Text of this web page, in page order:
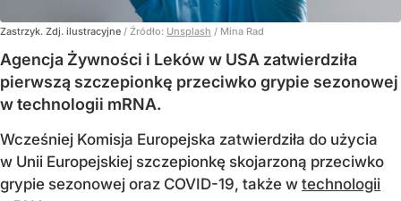
Zastrzyk. Zdj. ilustracyjne / Źródło: Unsplash / Mina Rad
Agencja Żywności i Leków w USA zatwierdziła
pierwszą szczepionkę przeciwko grypie sezonowej
w technologii mRNA.
Wcześniej Komisja Europejska zatwierdziła do użycia
w Unii Europejskiej szczepionkę skojarzoną przeciwko
grypie sezonowej oraz COVID-19, także w technologii